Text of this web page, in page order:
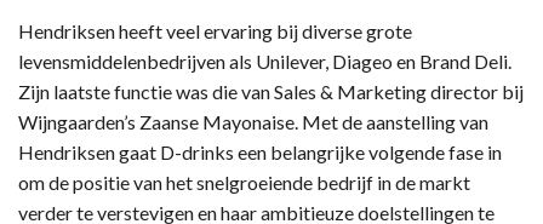
Hendriksen heeft veel ervaring bij diverse grote
levensmiddelenbedrijven als Unilever, Diageo en Brand Deli.
Zijn laatste functie was die van Sales & Marketing director bij
Wijngaarden’s Zaanse Mayonaise. Met de aanstelling van
Hendriksen gaat D-drinks een belangrijke volgende fase in
om de positie van het snelgroeiende bedrijf in de markt
verder te verstevigen en haar ambitieuze doelstellingen te